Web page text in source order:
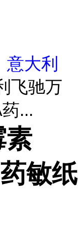
意大利
飞驰万
...
素
敏纸